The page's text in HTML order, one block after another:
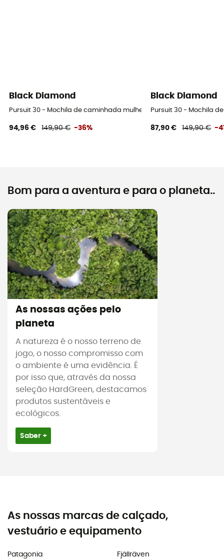
Black Diamond
Pursuit 30 - Mochila de caminhada mulher
94,96 € 149,90 € -36%
Black Diamond
Pursuit 30 - Mochila
87,90 € 149,90 € -
Bom para a aventura e para o planeta..
As nossas ações pelo
planeta
A natureza é o nosso terreno de
jogo, o nosso compromisso com
o ambiente é uma evidência. É
por isso que, através da nossa
seleção HardGreen, destacamos
produtos sustentáveis e
ecológicos.
Saber +
As nossas marcas de calçado,
vestuário e equipamento
Patagonia
Fjällräven